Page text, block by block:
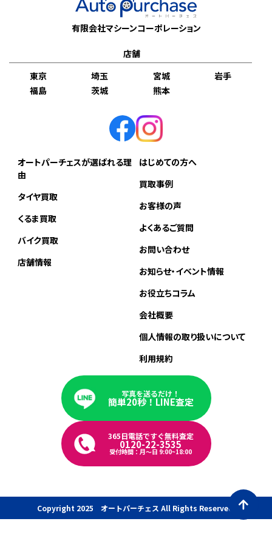
有限会社マシーンコーポレーション
店舗
東京
埼玉 宮城
岩手
福島
茨城 熊本
オートパーチェスが選ばれる理
由
タイヤ買取
くるま買取
バイク買取
店舗情報
はじめての方へ
買取事例
お客様の声
よくあるご質問
お問い合わせ
お知らせ・イベント情報
お役立ちコラム
会社概要
個人情報の取り扱いについて
利用規約
写真を送るだけ！
簡単20秒！LINE査定
365日電話ですぐ無料査定
0120-22-3535
受付時間：月〜日 9:00~18:00
Copyright 2025 オートパーチェス All Rights Reserved.